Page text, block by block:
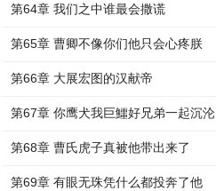
第64章 我们之中谁最会撒谎
第65章 曹卿不像你们他只会心疼朕
第66章 大展宏图的汉献帝
第67章 你鹰犬我巨鱷好兄弟一起沉沦
第68章 曹氏虎子真被他带出来了
第69章 有眼无珠凭什么都投奔了他